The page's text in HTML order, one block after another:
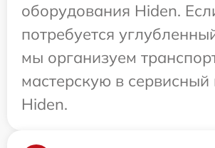
оборудования Hiden.
потребуется
мы организуем
мастерскую в сервисный
Hiden.